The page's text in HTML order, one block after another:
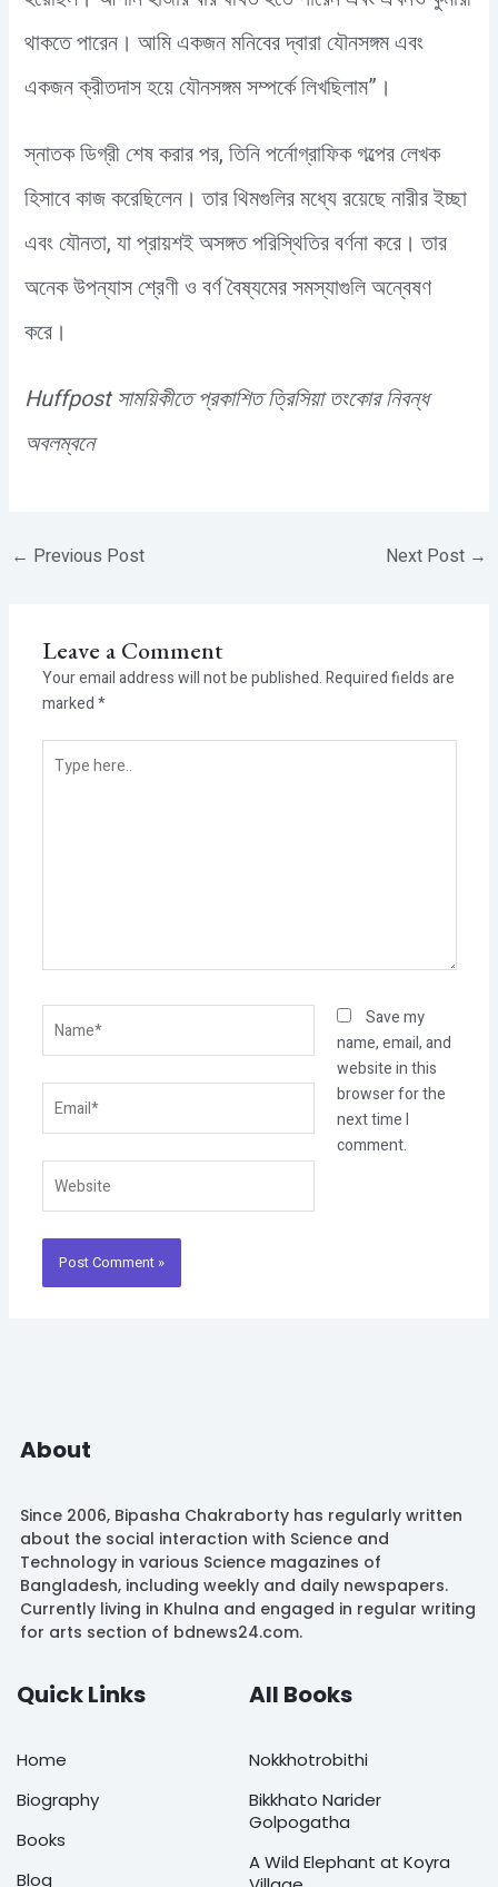
থাকতে পারেন। আমি একজন মনিবের দ্বারা যৌনসঙ্গম এবং
একজন ক্রীতদাস হয়ে যৌনসঙ্গম সম্পর্কে লিখছিলাম”।
স্নাতক ডিগ্রী শেষ করার পর, তিনি পর্নোগ্রাফিক গল্পের লেখক
হিসাবে কাজ করেছিলেন। তার থিমগুলির মধ্যে রয়েছে নারীর ইচ্ছা
এবং যৌনতা, যা প্রায়শই অসঙ্গত পরিস্থিতির বর্ণনা করে। তার
অনেক উপন্যাস শ্রেণী ও বর্ণ বৈষ্যমের সমস্যাগুলি অন্বেষণ
করে।
Huffpost সাময়িকীতে প্রকাশিত ত্রিসিয়া তংকোর নিবন্ধ
অবলম্বনে
← Previous Post Next Post →
Leave a Comment
Your email address will not be published.Required fields are
marked*
here..
Save my
name, email, and
website in this
browser for the
next time I
comment.
About
Since 2006, Bipasha Chakraborty has regularly written
about the social interaction with Science and
Technology in various Science magazines of
Bangladesh, including weekly and daily newspapers.
Currently living in Khulna and engaged in regular writing
for arts section of bdnews24.com.
Quick Links
Home
Biography
Books
Blog
All Books
Nokkhotrobithi
Bikkhato Narider
Golpogatha
A Wild Elephant at Koyra